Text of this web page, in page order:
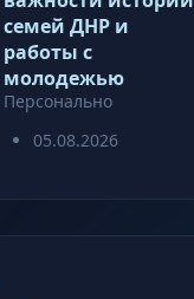
семей ДНР и
работы с
молодежью
Персонально
05.08.2026